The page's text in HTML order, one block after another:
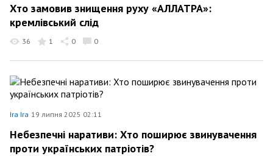
Хто замовив знищення руху «АЛЛАТРА»:
кремлівський слід
36 1 0 0
Ira Ira 19 липня 2025 02:11
Небезпечні наративи: Хто поширює звинувачення
проти українських патріотів?